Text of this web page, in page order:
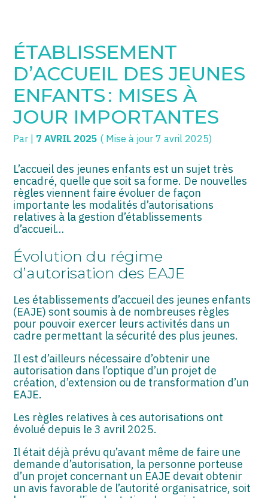
SOGECC – Noisy
SOGECC – République
SOGECC – Turbigo
COMMERÇANTS
GROUPE
SCI / LMNP
PROFESSIONS LIBÉRALES
HOLDING
PARTICULIERS
EXPATRIÉ NON RÉSIDANT
IMPATRIÉ / EXPATRIÉ
ASSOCIATIONS
START-UP
SECTEUR AUDIOVISUEL
Gérer votre quotidien
Piloter votre entreprise
Développer votre entreprise
Construire votre patrimoine
Être prêt pour la facturation
électronique
ÉTABLISSEMENT
D’ACCUEIL DES JEUNES
ENFANTS : MISES À
JOUR IMPORTANTES
Par 7 AVRIL 2025 ( Mise à jour 7 avril 2025)
L’accueil des jeunes enfants est un sujet très
encadré, quelle que soit sa forme. De nouvelles
règles viennent faire évoluer de façon
importante les modalités d’autorisations
relatives à la gestion d’établissements
d’accueil…
Évolution du régime
d’autorisation des EAJE
Les établissements d’accueil des jeunes enfants
(EAJE) sont soumis à de nombreuses règles
pour pouvoir exercer leurs activités dans un
cadre permettant la sécurité des plus jeunes.
Il est d’ailleurs nécessaire d’obtenir une
autorisation dans l’optique d’un projet de
création, d’extension ou de transformation d’un
EAJE.
Les règles relatives à ces autorisations ont
évolué depuis le 3 avril 2025.
Il était déjà prévu qu’avant même de faire une
demande d’autorisation, la personne porteuse
d’un projet concernant un EAJE devait obtenir
un avis favorable de l’autorité organisatrice, soit